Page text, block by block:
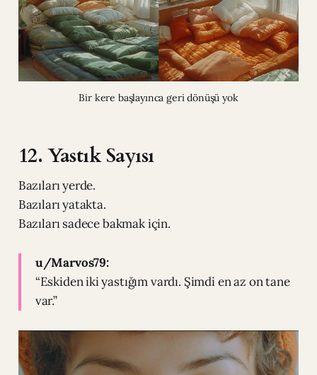
Bir kere başlayınca geri dönüşü yok
12. Yastık Sayısı
Bazıları yerde.
Bazıları yatakta.
Bazıları sadece bakmak için.
u/Marvos79:
“Eskiden iki yastığım vardı. Şimdi en az on tane
var.”